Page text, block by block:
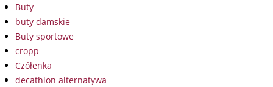
Buty
buty damskie
Buty sportowe
cropp
Czółenka
decathlon alternatywa